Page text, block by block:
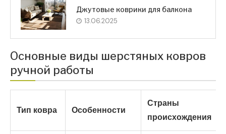
Джутовые коврики для балкона
13.06.2025
Основные виды шерстяных ковров
ручной работы
Тип ковра Особенности
Страны
происхождения